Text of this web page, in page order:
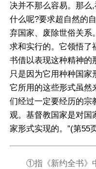
决并不那么容易。那么
什么呢?要求超自然的
弃国家、废除世俗关系
求和实行的。它领悟了
书借以表现这种精神的
只是因为它用种种国家
它所用的这些形式虽然
们经过一定要经历的宗
观。基督教国家是对国
家形式实现的。”(第55
①指《新约全书》